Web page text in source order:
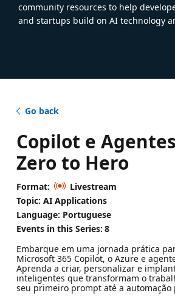
community resources to help
and startups build on AI technology
Go back
Copilot e
Zero to Hero
Format:
Livestream
Topic: AI Applications
Language: Portuguese
Events in this Series: 8
Embarque em uma jornada prática
Microsoft 365 Copilot, o Azure e
Aprenda a criar, personalizar e
inteligentes que transformam o
seu primeiro prompt até a automação